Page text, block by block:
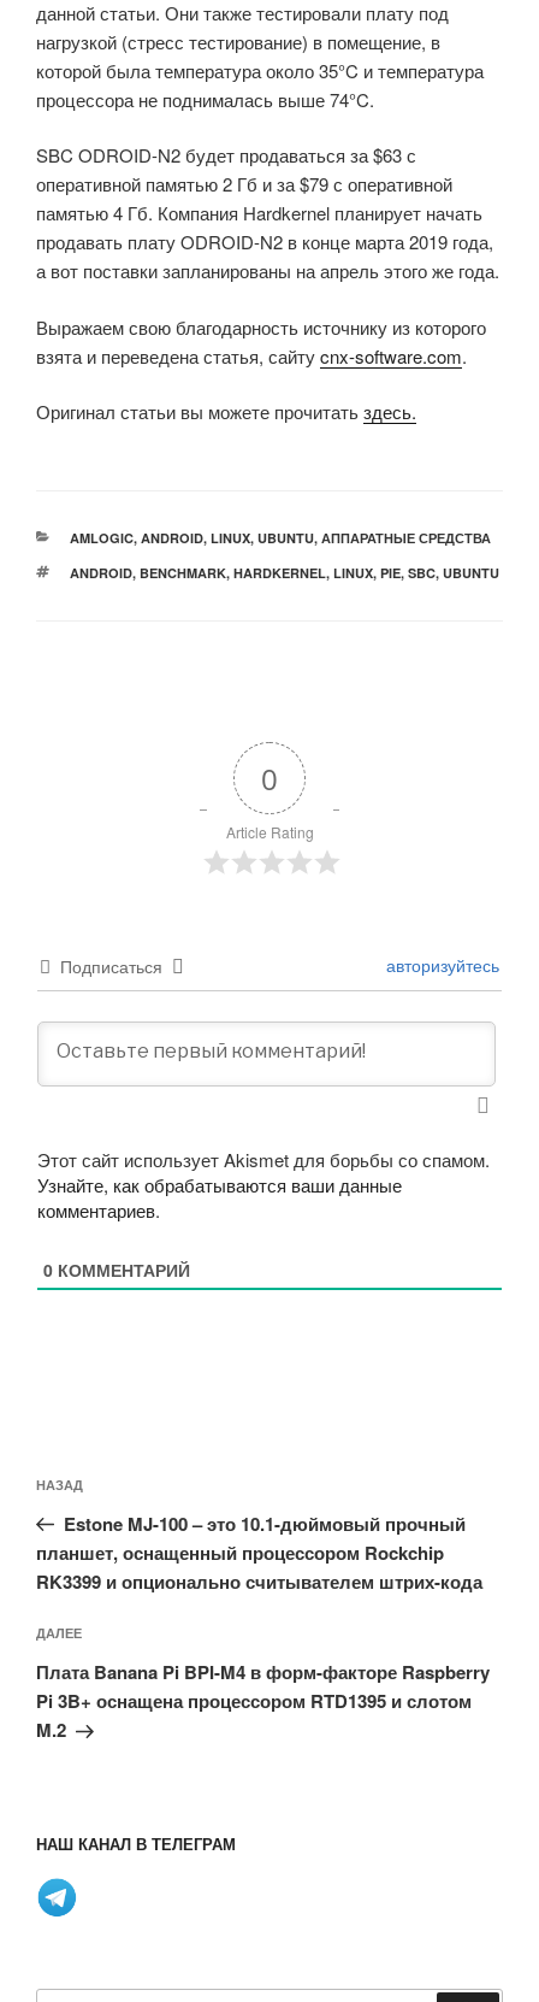
данной статьи. Они также тестировали плату под
нагрузкой (стресс тестирование) в помещение, в
которой была температура около 35°C и температура
процессора не поднималась выше 74°C.
SBC ODROID-N2 будет продаваться за $63 с
оперативной памятью 2 Гб и за $79 с оперативной
памятью 4 Гб. Компания Hardkernel планирует начать
продавать плату ODROID-N2 в конце марта 2019 года,
а вот поставки запланированы на апрель этого же года.
Выражаем свою благодарность источнику из которого
взята и переведена статья, сайтуcnx-software.com.
Оригинал статьи вы можете прочитатьздесь.
РУБРИКИ
AMLOGIC, ANDROID, LINUX, UBUNTU, АППАРАТНЫЕ СРЕДСТВА
МЕТКИ
ANDROID, BENCHMARK, HARDKERNEL, LINUX, PIE, SBC, UBUNTU
0
Article Rating
Подписаться авторизуйтесь
Этот сайт использует Akismet для борьбы со спамом.
Узнайте, как обрабатываются ваши данные
комментариев.
0 КОММЕНТАРИЙ
по
записям
Предыдущая
запись:
НАЗАД
Estone MJ-100 – это 10.1-дюймовый прочный
планшет, оснащенный процессором Rockchip
RK3399 и опционально считывателем штрих-кода
Следующая
запись
ДАЛЕЕ
Плата Banana Pi BPI-M4 в форм-факторе Raspberry
Pi 3B+ оснащена процессором RTD1395 и слотом
M.2
НАШ КАНАЛ В ТЕЛЕГРАМ